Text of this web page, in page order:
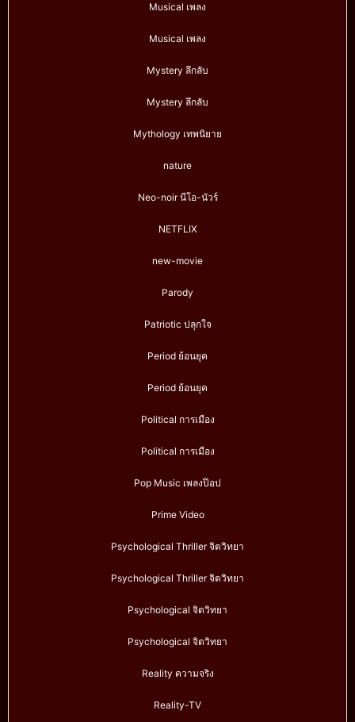
Musical เพลง
Musical เพลง
Mystery ลึกลับ
Mystery ลึกลับ
Mythology เทพนิยาย
nature
Neo-noir นีโอ-นัวร์
NETFLIX
new-movie
Parody
Patriotic ปลุกใจ
Period ย้อนยุค
Period ย้อนยุค
Political การเมือง
Political การเมือง
Pop Music เพลงป๊อป
Prime Video
Psychological Thriller จิตวิทยา
Psychological Thriller จิตวิทยา
Psychological จิตวิทยา
Psychological จิตวิทยา
Reality ความจริง
Reality-TV